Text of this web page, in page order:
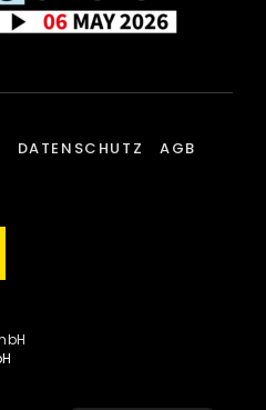
DATENSCHUTZ
AGB